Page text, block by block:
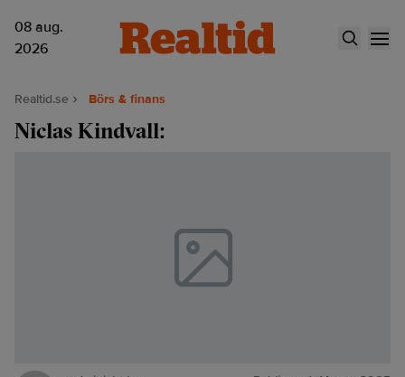
08 aug.
2026
Realtid.se Börs & finans
Niclas Kindvall: